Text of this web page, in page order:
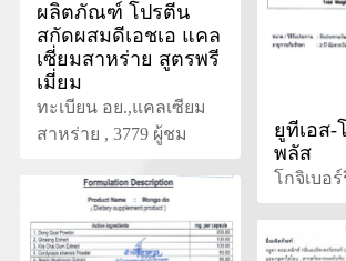
ผลิตภัณฑ์ โปรตีน
สกัดผสมดีเอชเอ แคล
เซี่ยมสาหร่าย สูตรพรี
เมี่ยม
ทะเบียน อย.,แคลเซียม
สาหร่าย , 3779 ผู้ชม
ยูทีเอส-
พลัส
โกจิเบอร์